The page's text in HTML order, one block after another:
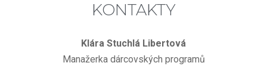
KONTAKTY
Klára Stuchlá Libertová
Manažerka dárcovských programů